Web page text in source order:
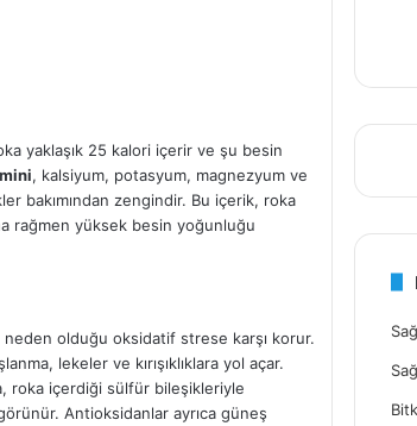
yaklaşık 25 kalori içerir ve şu besin
, kalsiyum, potasyum, magnezyum ve
bakımından zengindir. Bu içerik, roka
rağmen yüksek besin yoğunluğu
olduğu oksidatif strese karşı korur.
lekeler ve kırışıklıklara yol açar.
roka içerdiği sülfür bileşikleriyle
Antioksidanlar ayrıca güneş